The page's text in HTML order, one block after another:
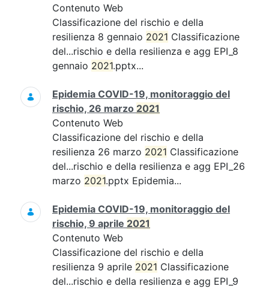
Contenuto Web
Classificazione del rischio e della
resilienza 8 gennaio 2021 Classificazione
del...rischio e della resilienza e agg EPI_8
gennaio 2021.pptx...
Epidemia COVID-19, monitoraggio del
rischio, 26 marzo 2021
Contenuto Web
Classificazione del rischio e della
resilienza 26 marzo 2021 Classificazione
del...rischio e della resilienza e agg EPI_26
marzo 2021.pptx Epidemia...
Epidemia COVID-19, monitoraggio del
rischio, 9 aprile 2021
Contenuto Web
Classificazione del rischio e della
resilienza 9 aprile 2021 Classificazione
del...rischio e della resilienza e agg EPI_9